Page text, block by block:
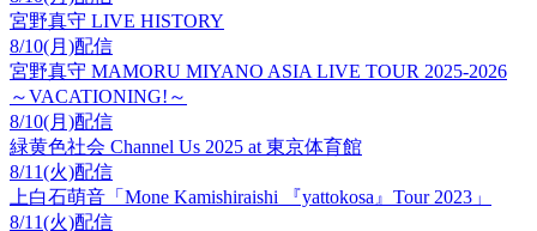
宮野真守 LIVE HISTORY
8/10(月)配信
宮野真守 MAMORU MIYANO ASIA LIVE TOUR 2025-2026
～VACATIONING!～
8/10(月)配信
緑黄色社会 Channel Us 2025 at 東京体育館
8/11(火)配信
上白石萌音「Mone Kamishiraishi 『yattokosa』Tour 2023」
8/11(火)配信